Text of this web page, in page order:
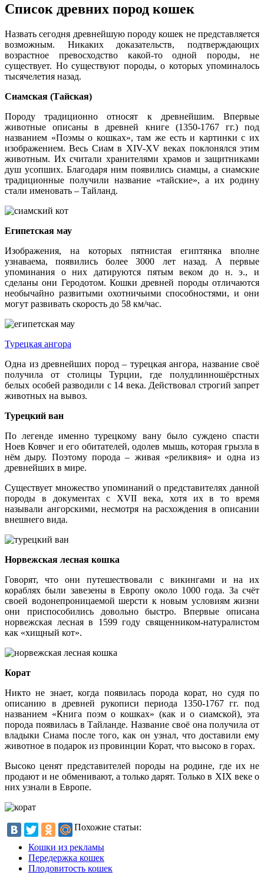
Список древних пород кошек
Назвать сегодня древнейшую породу кошек не представляется
возможным. Никаких доказательств, подтверждающих
возрастное превосходство какой-то одной породы, не
существует. Но существуют породы, о которых упоминалось
тысячелетия назад.
Сиамская (Тайская)
Породу традиционно относят к древнейшим. Впервые
животные описаны в древней книге (1350-1767 гг.) под
названием «Поэмы о кошках», там же есть и картинки с их
изображением. Весь Сиам в XIV-XV веках поклонялся этим
животным. Их считали хранителями храмов и защитниками
душ усопших. Благодаря ним появились сиамцы, а сиамские
традиционные получили название «тайские», а их родину
стали именовать – Тайланд.
Египетская мау
Изображения, на которых пятнистая египтянка вполне
узнаваема, появились более 3000 лет назад. А первые
упоминания о них датируются пятым веком до н. э., и
сделаны они Геродотом. Кошки древней породы отличаются
необычайно развитыми охотничьими способностями, и они
могут развивать скорость до 58 км/час.
Турецкая ангора
Одна из древнейших пород – турецкая ангора, название своё
получила от столицы Турции, где полудлинношёрстных
белых особей разводили с 14 века. Действовал строгий запрет
животных на вывоз.
Турецкий ван
По легенде именно турецкому вану было суждено спасти
Ноев Ковчег и его обитателей, одолев мышь, которая грызла в
нём дыру. Поэтому порода – живая «реликвия» и одна из
древнейших в мире.
Существует множество упоминаний о представителях данной
породы в документах с XVII века, хотя их в то время
называли ангорскими, несмотря на расхождения в описании
внешнего вида.
Норвежская лесная кошка
Говорят, что они путешествовали с викингами и на их
кораблях были завезены в Европу около 1000 года. За счёт
своей водонепроницаемой шерсти к новым условиям жизни
они приспособились довольно быстро. Впервые описана
норвежская лесная в 1599 году священником-натуралистом
как «хищный кот».
Корат
Никто не знает, когда появилась порода корат, но судя по
описанию в древней рукописи периода 1350-1767 гг. под
названием «Книга поэм о кошках» (как и о сиамской), эта
порода появилась в Тайланде. Название своё она получила от
владыки Сиама после того, как он узнал, что доставили ему
животное в подарок из провинции Корат, что высоко в горах.
Высоко ценят представителей породы на родине, где их не
продают и не обменивают, а только дарят. Только в XIX веке о
них узнали в Европе.
Похожие статьи:
Кошки из рекламы
Передержка кошек
Плодовитость кошек